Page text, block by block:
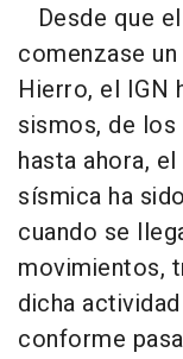
Desde que
comenzase
Hierro, el IGN
sismos, de
hasta ahora,
sísmica ha
cuando se
movimientos,
dicha
conforme